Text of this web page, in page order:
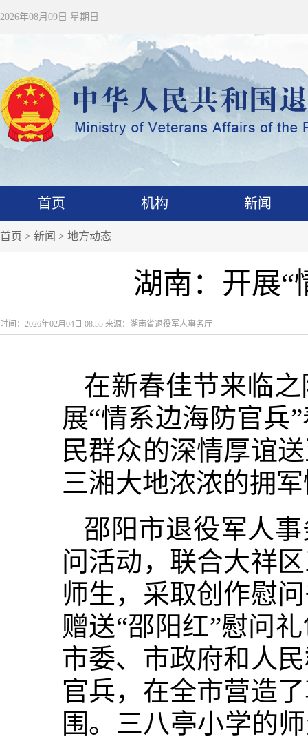
2026年08月09日 星期日
首页 机构 新闻
首页 > 新闻 > 地方动态
湖南：开展“
时间：2026年02月04日 08:55 来源：湖南省退役军人事务厅
在新春佳节来临
展“情系边海防官兵
民群众的深情厚谊
三湘大地浓浓的拥
邵阳市退役军人
问活动，联合大祥
师生，采取创作慰
赠送“邵阳红”慰问
市委、市政府和人
官兵，在全市营造
围。三八亭小学的